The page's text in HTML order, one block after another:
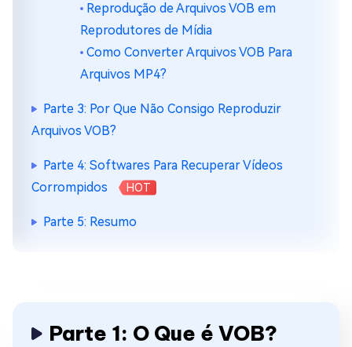
Reprodução de Arquivos VOB em
Reprodutores de Mídia
Como Converter Arquivos VOB Para
Arquivos MP4?
Parte 3: Por Que Não Consigo Reproduzir
Arquivos VOB?
Parte 4: Softwares Para Recuperar Vídeos
Corrompidos
HOT
Parte 5: Resumo
Parte 1: O Que é VOB?